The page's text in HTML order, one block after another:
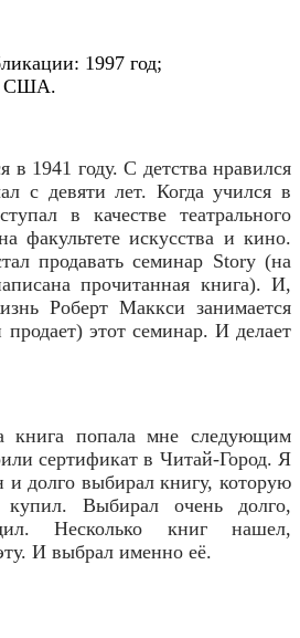
1997 год;
США.
в 1941 году. С детства нравился
с девяти лет. Когда учился в
в качестве театрального
факультете искусства и кино.
продавать семинар Story (на
прочитанная книга). И,
Роберт Маккси занимается
этот семинар. И делает
книга попала мне следующим
сертификат в Читай-Город. Я
и долго выбирал книгу, которую
Выбирал очень долго,
Несколько книг нашел,
И выбрал именно её.